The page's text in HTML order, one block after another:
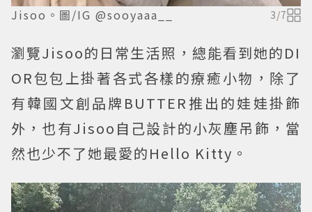
Jisoo。圖/IG @sooyaaa__ 3/7
瀏覽Jisoo的日常生活照，總能看到她的DI
OR包包上掛著各式各樣的療癒小物，除了
有韓國文創品牌BUTTER推出的娃娃掛飾
外，也有Jisoo自己設計的小灰塵吊飾，當
然也少不了她最愛的Hello Kitty。